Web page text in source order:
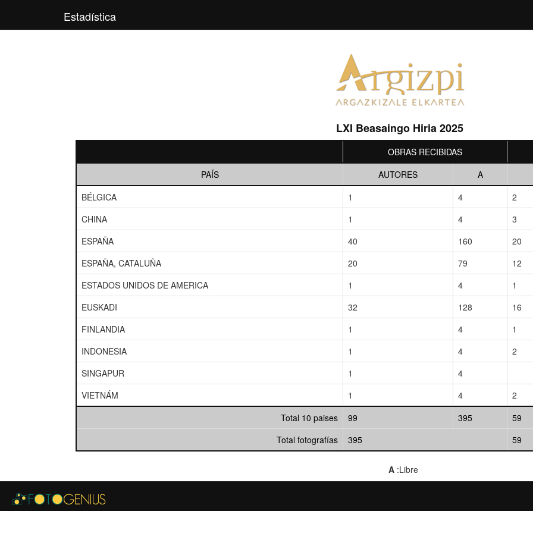
Estadística
LXI Beasaingo Hiria 2025
OBRAS RECIBIDAS
PAÍS
AUTORES
A
BÉLGICA
1 4
2
CHINA
1 4
3
ESPAÑA
40 160
20
ESPAÑA, CATALUÑA
20 79
12
ESTADOS UNIDOS DE AMERICA
1 4
1
EUSKADI
32 128
16
FINLANDIA
1 4
1
INDONESIA
1 4
2
SINGAPUR
1
4
VIETNÁM
1 4
2
Total 10 paises
99 395
59
Total fotografías
395 59
A :Libre